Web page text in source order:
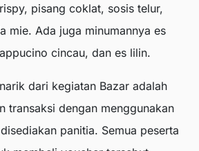
pisang coklat, sosis telur,
mie. Ada juga minumannya es
cincau, dan es lilin.
dari kegiatan Bazar adalah
transaksi dengan menggunakan
panitia. Semua peserta